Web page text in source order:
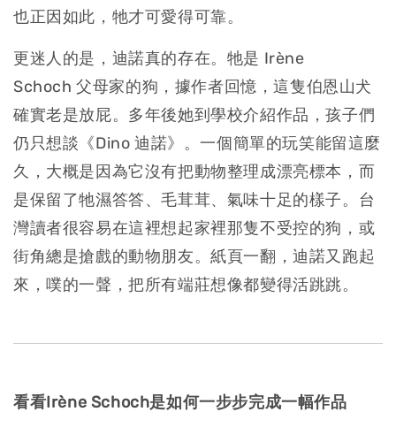
也正因如此，牠才可愛得可靠。
更迷人的是，迪諾真的存在。牠是 Irène
Schoch 父母家的狗，據作者回憶，這隻伯恩山犬
確實老是放屁。多年後她到學校介紹作品，孩子們
仍只想談《Dino 迪諾》。一個簡單的玩笑能留這麼
久，大概是因為它沒有把動物整理成漂亮標本，而
是保留了牠濕答答、毛茸茸、氣味十足的樣子。台
灣讀者很容易在這裡想起家裡那隻不受控的狗，或
街角總是搶戲的動物朋友。紙頁一翻，迪諾又跑起
來，噗的一聲，把所有端莊想像都變得活跳跳。
看看Irène Schoch是如何一步步完成一幅作品